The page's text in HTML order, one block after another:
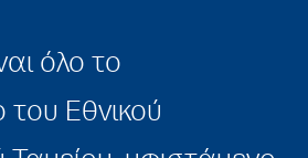
όλο το
Εθνικού